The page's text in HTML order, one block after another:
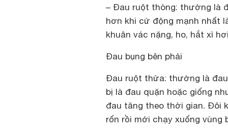
– Ðau ruột thòng: thường là
hơn khi cử động mạnh nhất
khuân vác nặng, ho, hắt xì
Đau bụng bên phải
Ðau ruột thừa: thường là
bị là đau quặn hoặc giống
đau tăng theo thời gian. Ðôi
rốn rồi mới chạy xuống vùng